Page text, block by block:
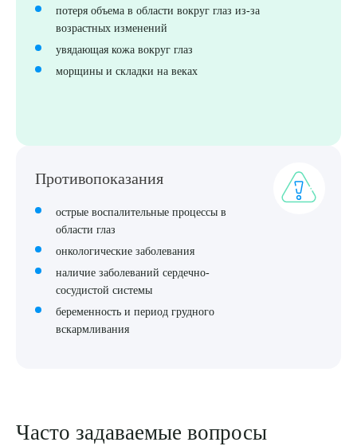
потеря объема в области вокруг глаз из-за
возрастных изменений
увядающая кожа вокруг глаз
морщины и складки на веках
Противопоказания
острые воспалительные процессы в
области глаз
онкологические заболевания
наличие заболеваний сердечно-
сосудистой системы
беременность и период грудного
вскармливания
Часто задаваемые вопросы
Я даю согласие на обработку персональных данных
ПОДТВЕРДИТЬ